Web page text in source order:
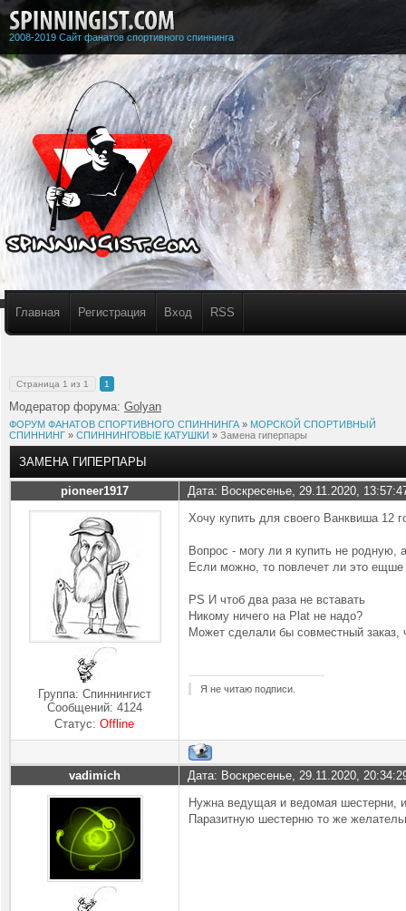
2008-2019 Сайт фанатов спортивного спиннинга
Главная Регистрация Вход RSS
Страница 1 из 1 1
Модератор форума: Golyan
ФОРУМ ФАНАТОВ СПОРТИВНОГО СПИННИНГА » МОРСКОЙ СПОРТИВНЫЙ
СПИННИНГ » СПИННИНГОВЫЕ КАТУШКИ » Замена гиперпары
ЗАМЕНА ГИПЕРПАРЫ
pioneer1917 Дата: Воскресенье, 29.11.2020,
Группа: Спиннингист
Сообщений: 4124
Статус:Offline
Хочу купить для своего Ванквиша 12
Вопрос - могу ли я купить не родную,
Если можно, то повлечет ли это ещше
PS И чтоб два раза не вставать
Никому ничего на Plat не надо?
Может сделали бы совместный заказ,
Я не читаю подписи.
vadimich Дата: Воскресенье, 29.11.2020,
Нужна ведущая и ведомая шестерни,
Паразитную шестерню то же